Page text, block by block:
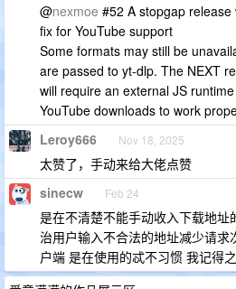
@nexmoe #52 A stopgap release
fix for YouTube support
Some formats may still be
are passed to yt-dlp. The NEXT
will require an external JS
YouTube downloads to work
Leroy666 Nov 18, 2025
太赞了，手动来给大佬点赞
sinecw Feb 24
是在不清楚不能手动收入下载地
治用户输入不合法的地址减少请
户端 是在使用的忒不习惯 我记得